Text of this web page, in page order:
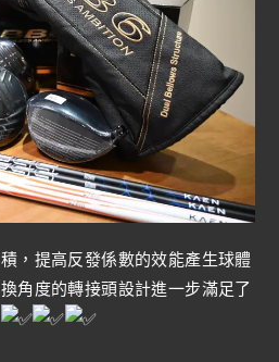
，提高反發係數的效能產生球體
角度的轉接頭設計進一步滿足了